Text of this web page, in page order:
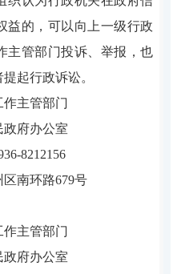
益的，可以向上一级行政
主管部门投诉、举报，也
起行政诉讼。
主管部门
府办公室
8212156
南环路679号
主管部门
府办公室